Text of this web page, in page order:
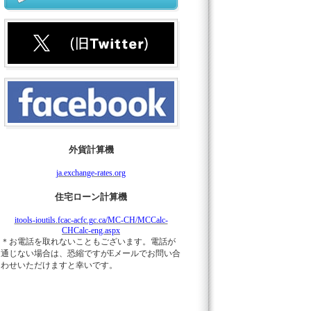
外貨計算機
ja.exchange-rates.org
住宅ローン計算機
itools-ioutils.fcac-acfc.gc.ca/MC-CH/MCCalc-
CHCalc-eng.aspx
＊お電話を取れないこともございます。電話が
通じない場合は、恐縮ですがEメールでお問い合
わせいただけますと幸いです。